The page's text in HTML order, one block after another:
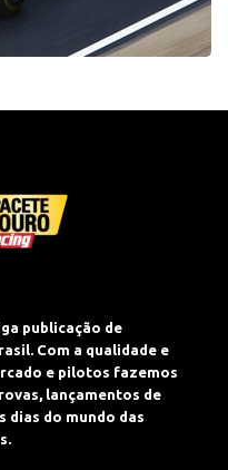
publicação de
Com a qualidade e
e pilotos fazemos
lançamentos de
dias do mundo das